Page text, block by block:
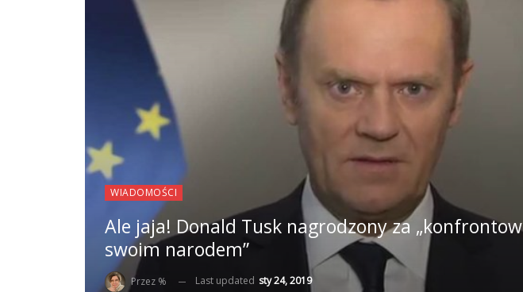
WIADOMOŚCI
Ale jaja! Donald Tusk nagrodzony za
swoim narodem”
Przez % Last updated sty 24, 2019